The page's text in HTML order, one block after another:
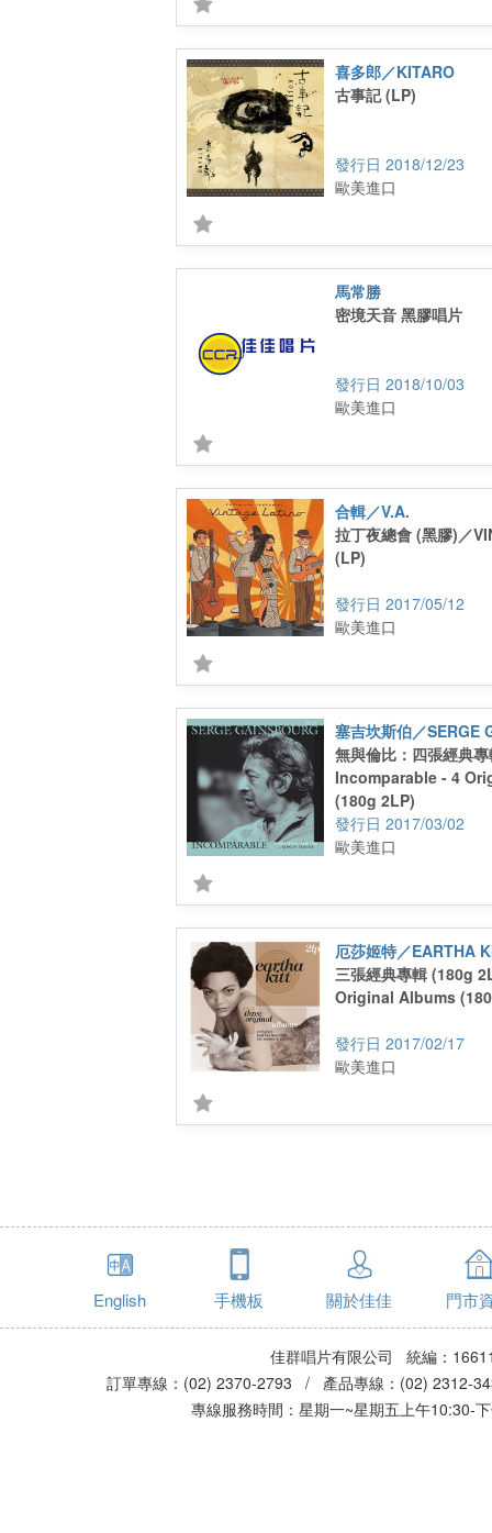
喜多郎／KITARO
古事記 (LP)
2018/12/23
歐美進口
馬常勝
密境天音 黑膠唱片
2018/10/03
歐美進口
合輯／V.A.
拉丁夜總會 (黑膠)／
(LP)
2017/05/12
歐美進口
塞吉坎斯伯／SERGE
無與倫比：四張經典
Incomparable - 4
(180g 2LP)
2017/03/02
歐美進口
厄莎姬特／EARTHA
三張經典專輯 (180g
Original Albums
2017/02/17
歐美進口
English 手機板 關於佳佳 門市
佳群唱片有限公司 統編：
訂單專線：(02) 2370-2793 / 產品專線：(02)
專線服務時間：星期一~星期五上午10:30-